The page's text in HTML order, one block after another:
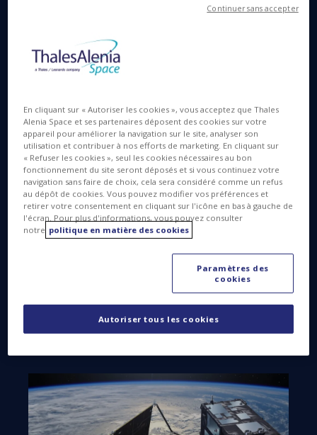
pour cinq des six nouvelles missions Copernicus
Expansion, trois en tant que maître d’œuvre - CIMR,
ROSE-L et CHIME - et deux comme responsable de
Ces nouveaux satellites mesureront le dioxyde de
carbone atmosphérique produit par l’activité
humaine, sonderont la banquise et la neige la
recouvrant, soutiendront de nouveaux services
optimisés d’aide à la gestion durable de l’agriculture
et de la biodiversité, observeront la température et
la salinité de la surface des océans et la densité de
la banquise, et soutiendront les services de
surveillance des terres et la gestion des urgences.
Notre entreprise travaille main dans la main
avec l’ESA et toute la filière spatiale
européenne, et participe à 11 des 12 missions
Copernicus.
En cliquant sur « Autoriser les cookies », vous acceptez que Thales
Alenia Space et ses partenaires déposent des cookies sur votre
appareil pour améliorer la navigation sur le site, analyser son
utilisation et contribuer à nos efforts de marketing. En cliquant sur
« Refuser les cookies », seul les cookies nécessaires au bon
fonctionnement du site seront déposés et si vous continuez votre
navigation sans faire de choix, cela sera considéré comme un refus
au dépôt de cookies. Vous pouvez modifier vos préférences et
retirer votre consentement en cliquant sur l'icône en bas à gauche de
l'écran. Pour plus d'informations, vous pouvez consulter
notre politique en matière des cookies
Paramètres des
cookies
Autoriser tous les cookies
Continuer sans accepter